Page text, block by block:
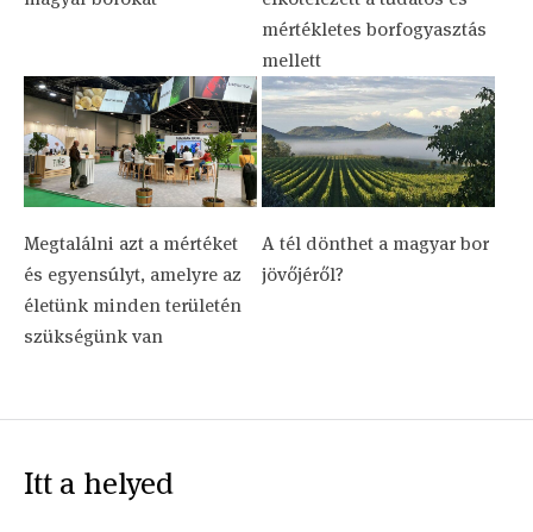
mértékletes borfogyasztás
mellett
Megtalálni azt a mértéket
és egyensúlyt, amelyre az
életünk minden területén
szükségünk van
A tél dönthet a magyar bor
jövőjéről?
Itt a helyed